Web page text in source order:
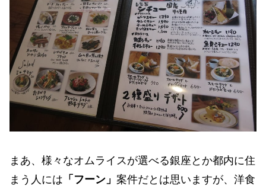
まあ、様々なオムライスが選べる銀座とか都内に住
まう人には 「フーン」 案件だとは思いますが、洋食